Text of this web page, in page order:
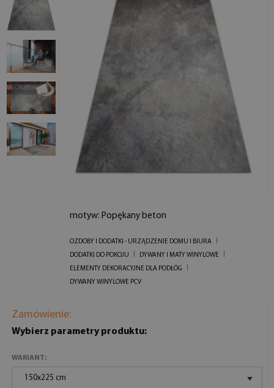
motyw: Popękany beton
OZDOBY I DODATKI - URZĄDZENIE DOMU I BIURA
DODATKI DO POKOJU
DYWANY I MATY WINYLOWE
ELEMENTY DEKORACYJNE DLA PODŁÓG
DYWANY WINYLOWE PCV
Zamówienie:
Wybierz parametry produktu:
WARIANT:
150x225 cm